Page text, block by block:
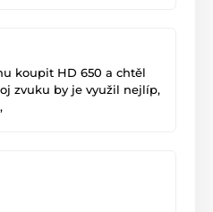
koupit HD 650 a chtěl
zvuku by je využil nejlíp,